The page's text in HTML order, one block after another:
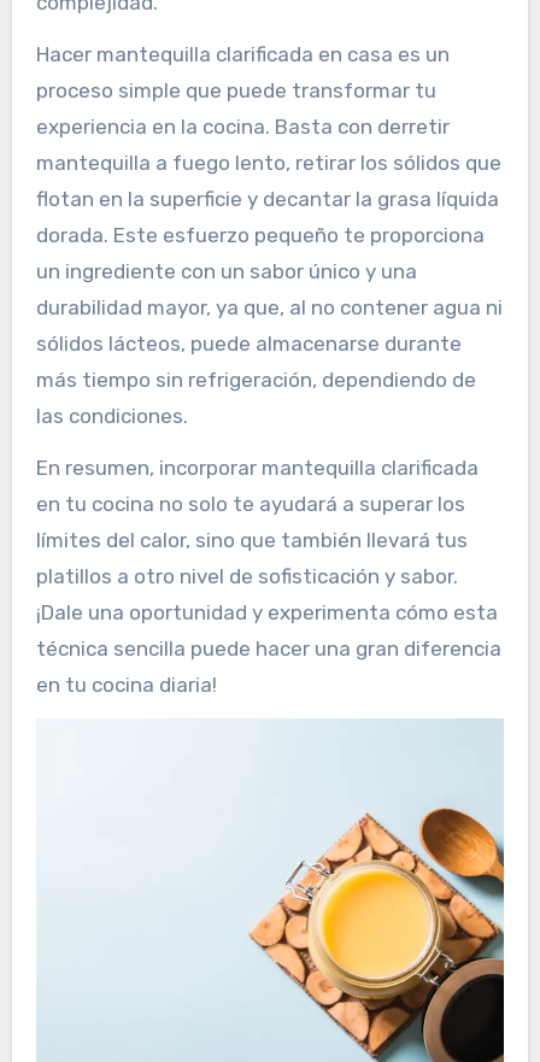
Hacer mantequilla clarificada en casa es un
proceso simple que puede transformar tu
experiencia en la cocina. Basta con derretir
mantequilla a fuego lento, retirar los sólidos que
flotan en la superficie y decantar la grasa líquida
dorada. Este esfuerzo pequeño te proporciona
un ingrediente con un sabor único y una
durabilidad mayor, ya que, al no contener agua ni
sólidos lácteos, puede almacenarse durante
más tiempo sin refrigeración, dependiendo de
las condiciones.
En resumen, incorporar mantequilla clarificada
en tu cocina no solo te ayudará a superar los
límites del calor, sino que también llevará tus
platillos a otro nivel de sofisticación y sabor.
¡Dale una oportunidad y experimenta cómo esta
técnica sencilla puede hacer una gran diferencia
en tu cocina diaria!